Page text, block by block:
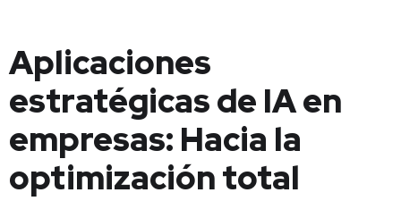
Aplicaciones
estratégicas de IA en
empresas: Hacia la
optimización total